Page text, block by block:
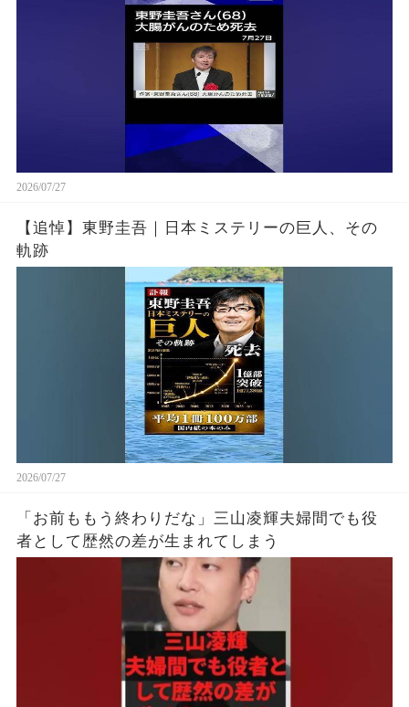
2026/07/27
【追悼】東野圭吾｜日本ミステリーの巨人、その
軌跡
2026/07/27
「お前ももう終わりだな」三山凌輝夫婦間でも役
者として歴然の差が生まれてしまう